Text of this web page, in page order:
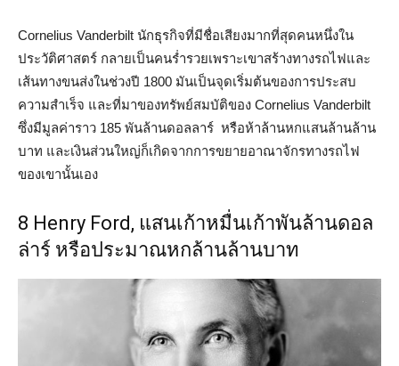
Cornelius Vanderbilt นักธุรกิจที่มีชื่อเสียงมากที่สุดคนหนึ่งใน
ประวัติศาสตร์ กลายเป็นคนร่ำรวยเพราะเขาสร้างทางรถไฟและ
เส้นทางขนส่งในช่วงปี 1800 มันเป็นจุดเริ่มต้นของการประสบ
ความสำเร็จ และที่มาของทรัพย์สมบัติของ Cornelius Vanderbilt
ซึ่งมีมูลค่าราว 185 พันล้านดอลลาร์ หรือห้าล้านหกแสนล้านล้าน
บาท และเงินส่วนใหญ่ก็เกิดจากการขยายอาณาจักรทางรถไฟ
ของเขานั้นเอง
8 Henry Ford, แสนเก้าหมื่นเก้าพันล้านดอล
ล่าร์ หรือประมาณหกล้านล้านบาท